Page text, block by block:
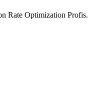
Rate Optimization Profis.